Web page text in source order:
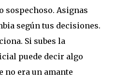
sospechoso. Asignas
según tus decisiones.
Si subes la
puede decir algo
no era un amante